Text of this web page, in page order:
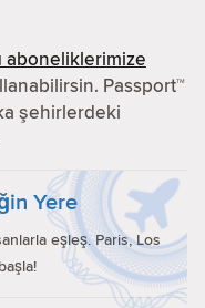
aboneliklerimize
Passport™
şehirlerdeki
Yere
eşleş. Paris, Los